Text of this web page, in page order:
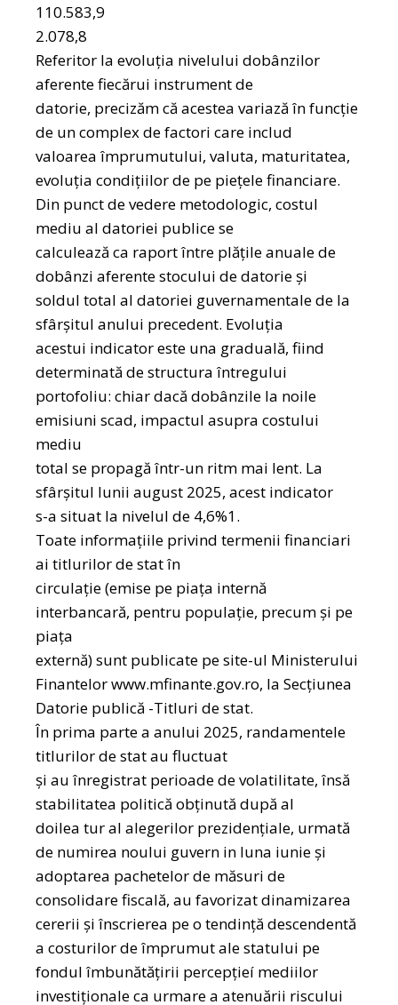
110.583,9
2.078,8
Referitor la evoluţia nivelului dobânzilor
aferente fiecărui instrument de
datorie, precizăm că acestea variază în funcţie
de un complex de factori care includ
valoarea împrumutului, valuta, maturitatea,
evoluţia condiţiilor de pe pieţele financiare.
Din punct de vedere metodologic, costul
mediu al datoriei publice se
calculează ca raport între plățile anuale de
dobânzi aferente stocului de datorie şi
soldul total al datoriei guvernamentale de la
sfârşitul anului precedent. Evoluţia
acestui indicator este una graduală, fiind
determinată de structura întregului
portofoliu: chiar dacă dobânzile la noile
emisiuni scad, impactul asupra costului
mediu
total se propagă într-un ritm mai lent. La
sfârşitul lunii august 2025, acest indicator
s-a situat la nivelul de 4,6%1.
Toate informaţiile privind termenii financiari
ai titlurilor de stat în
circulaţie (emise pe piaţa internă
interbancară, pentru populație, precum şi pe
piaţa
externă) sunt publicate pe site-ul Ministerului
Finantelor www.mfinante.gov.ro, la Secţiunea
Datorie publică -Titluri de stat.
În prima parte a anului 2025, randamentele
titlurilor de stat au fluctuat
şi au înregistrat perioade de volatilitate, însă
stabilitatea politică obținută după al
doilea tur al alegerilor prezidenţiale, urmată
de numirea noului guvern in luna iunie şi
adoptarea pachetelor de măsuri de
consolidare fiscală, au favorizat dinamizarea
cererii şi înscrierea pe o tendinţă descendentă
a costurilor de împrumut ale statului pe
fondul îmbunătăţirii percepţieí mediilor
investiţionale ca urmare a atenuării riscului